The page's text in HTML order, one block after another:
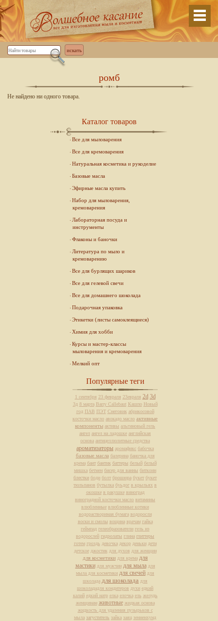
ромб
Не найдено ни одного товара.
Каталог товаров
Все для мыловарения
Все для кремоварения
Натуральная косметика и рукоделие
Базовые масла
Эфирные масла купить
Набор для мыловарения,
кремоварения
Лабораторная посуда и
инструменты
Флаконы и баночки
Литература по мыло и
кремоварению
Все для бурлящих шариков
Все для гелевой свечи
Все для домашнего шоколада
Подарочная упаковка
Этикетки (листы самоклеящиеся)
Химия для хобби
Курсы и мастер-классы
мыловарения и кремоварения
Мелкий опт
Популярные теги
1 сентября 23 февраля 23евраля 2d 3d
3д 8 марта Barry Callebaut Кашпо Новый
год ПАВ ПЭТ Снеговик абрикосовой
косточки масло авокадо масло активные
компоненты активы альгиновый гель
ангел ангел на ладошке английская
основа антицеллюлитные средства
ароматизаторы аромафикс бабочка
базовые масла балерина баночка для
крема бант бантик баттеры белый белый
мишка бетмен бисер для ванны биткоин
блестки боди болт брошюра букет букет
тюльпанов бутылка буьдог в крыльях в
окошке в ракушке виноград
виноградной косточки масло витамины
влюбленные влюбленные котики
водорастворимая бумага водоросли
воски и смолы вощина врачам гайка
геймпад гелеобразователи гель из
водорослей гидролаты глина глиттеры
готем гроздь девочка декор деньки дети
детское джостик для духов для женщин
для косметики для крема для
мастики для мужчин для мыла для
мыла для косметики для свечей для
школада для шоколада для
шоколададля кондитеров духи едкий
калий едкий натр елка елочка ель желудь
женщинам животные жидкая основа
жидкость для удаления пузырьков с
мыла загуститель зайка заяц зенненхунд